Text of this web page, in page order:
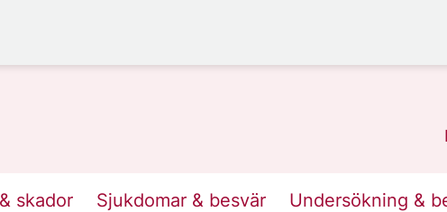
skador Sjukdomar & besvär Undersökning &